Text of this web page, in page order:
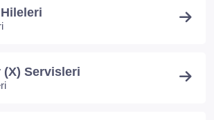
(X) Servisleri